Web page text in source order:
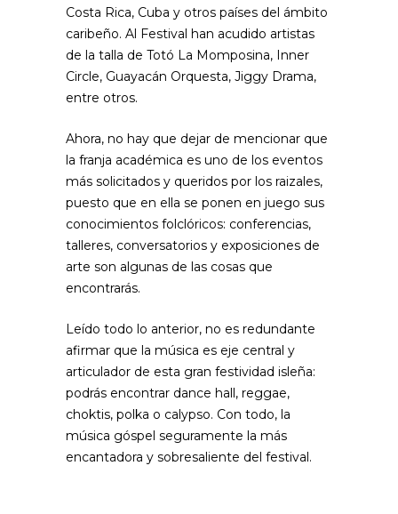
Costa Rica, Cuba y otros países del ámbito
caribeño. Al Festival han acudido artistas
de la talla de Totó La Momposina, Inner
Circle, Guayacán Orquesta, Jiggy Drama,
entre otros.
Ahora, no hay que dejar de mencionar que
la franja académica es uno de los eventos
más solicitados y queridos por los raizales,
puesto que en ella se ponen en juego sus
conocimientos folclóricos: conferencias,
talleres, conversatorios y exposiciones de
arte son algunas de las cosas que
encontrarás.
Leído todo lo anterior, no es redundante
afirmar que la música es eje central y
articulador de esta gran festividad isleña:
podrás encontrar dance hall, reggae,
choktis, polka o calypso. Con todo, la
música góspel seguramente la más
encantadora y sobresaliente del festival.